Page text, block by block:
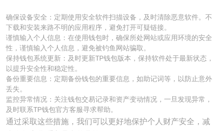
确保设备安全：定期使用安全软件扫描设备，及时清除恶意软件。不
下载和安装来路不明的应用程序，避免打开可疑链接。
谨慎输入个人信息：在使用钱包时，确保所处网站或应用环境的安全
性，谨慎输入个人信息，避免被钓鱼网站骗取。
保持钱包系统更新：及时更新TP钱包版本，保持软件处于最新状态，
以提升安全性和稳定性。
备份重要信息：定期备份钱包的重要信息，如助记词等，以防止意外
丢失。
监控异常情况：关注钱包交易记录和资产变动情况，一旦发现异常，
及时联系TP钱包官方客服寻求帮助。
通过采取这些措施，我们可以更好地保护个人财产安全，减